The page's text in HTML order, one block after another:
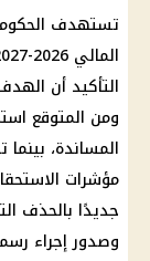
تستهدف
التأكيد أن
ومن المتوقع
المساندة، بينما
مؤشرات
جديدًا بالحذف
وصدور إجراء